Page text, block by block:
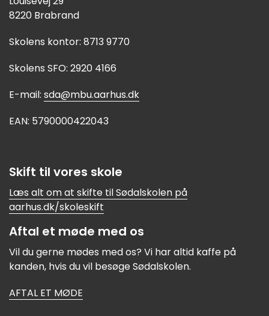
8220 Brabrand
Skolens kontor: 8713 9770
Skolens SFO: 2920 4166
E-mail: sda@mbu.aarhus.dk
EAN: 5790000422043
Skift til vores skole
Læs alt om at skifte til Sødalskolen på
aarhus.dk/skoleskift
Aftal et møde med os
Vil du gerne mødes med os? Vi har altid kaffe på
kanden, hvis du vil besøge Sødalskolen.
AFTAL ET MØDE